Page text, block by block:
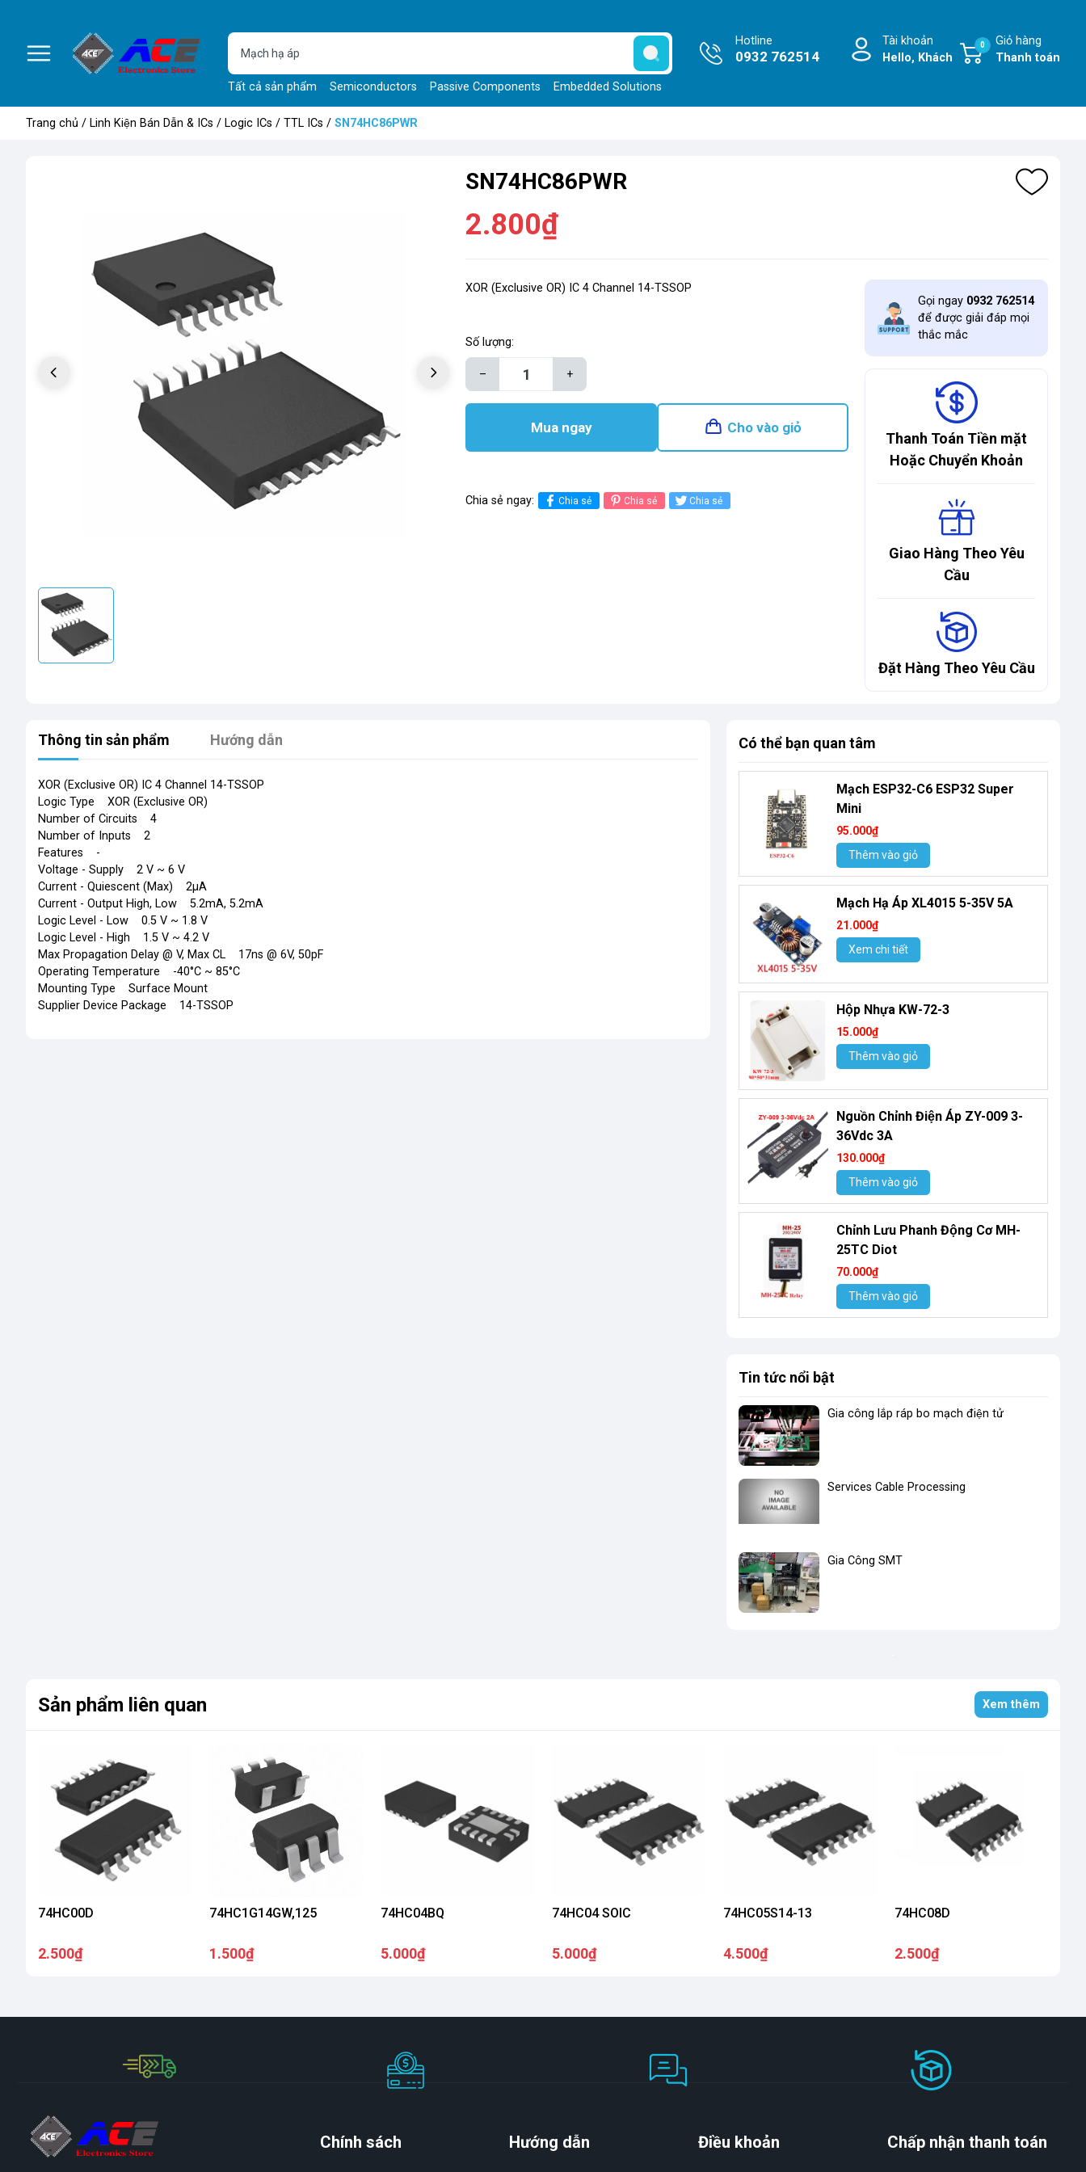
Tất cả sản phẩm Semiconductors Passive Components Embedded Solutions
Hotline
0932 762514
Tài khoản
Hello, Khách
Giỏ hàng
Thanh toán
0
Trang chủ / Linh Kiện Bán Dẫn & ICs / Logic ICs / TTL ICs / SN74HC86PWR
SN74HC86PWR
2.800₫
XOR (Exclusive OR) IC 4 Channel 14-TSSOP
Số lượng:
– +
Mua ngay Cho vào giỏ
Chia sẻ ngay: Chia sẻ Chia sẻ Chia sẻ
Gọi ngay 0932 762514
để được giải đáp mọi
thắc mắc
Thanh Toán Tiền mặt
Hoặc Chuyển Khoản
Giao Hàng Theo Yêu
Cầu
Đặt Hàng Theo Yêu Cầu
Thông tin sản phẩm Hướng dẫn
XOR (Exclusive OR) IC 4 Channel 14-TSSOP
Logic Type XOR (Exclusive OR)
Number of Circuits 4
Number of Inputs 2
Features -
Voltage - Supply 2 V ~ 6 V
Current - Quiescent (Max) 2µA
Current - Output High, Low 5.2mA, 5.2mA
Logic Level - Low 0.5 V ~ 1.8 V
Logic Level - High 1.5 V ~ 4.2 V
Max Propagation Delay @ V, Max CL 17ns @ 6V, 50pF
Operating Temperature -40°C ~ 85°C
Mounting Type Surface Mount
Supplier Device Package 14-TSSOP
Có thể bạn quan tâm
Mạch ESP32-C6 ESP32 Super
Mini
95.000₫
Thêm vào giỏ
Mạch Hạ Áp XL4015 5-35V 5A
21.000₫
Xem chi tiết
Hộp Nhựa KW-72-3
15.000₫
Thêm vào giỏ
Nguồn Chỉnh Điện Áp ZY-009 3-
36Vdc 3A
130.000₫
Thêm vào giỏ
Chỉnh Lưu Phanh Động Cơ MH-
25TC Diot
70.000₫
Thêm vào giỏ
Tin tức nổi bật
Gia công lắp ráp bo mạch điện tử
Services Cable Processing
Gia Công SMT
Sản phẩm liên quan Xem thêm
74HC00D
2.500₫
74HC1G14GW,125
1.500₫
74HC04BQ
5.000₫
74HC04 SOIC
5.000₫
74HC05S14-13
4.500₫
74HC08D
2.500₫
Chính sách Hướng dẫn Điều khoản Chấp nhận thanh toán